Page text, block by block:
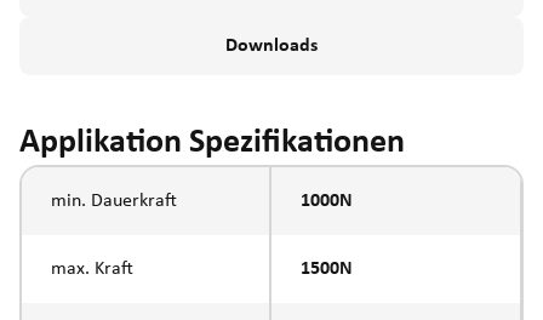
Downloads
Applikation Spezifikationen
min. Dauerkraft 1000N
max. Kraft 1500N